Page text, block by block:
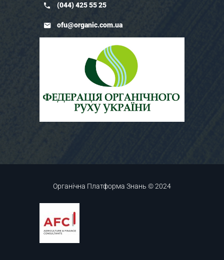
(044) 425 55 25
ofu@organic.com.ua
Органічна Платформа Знань © 2024